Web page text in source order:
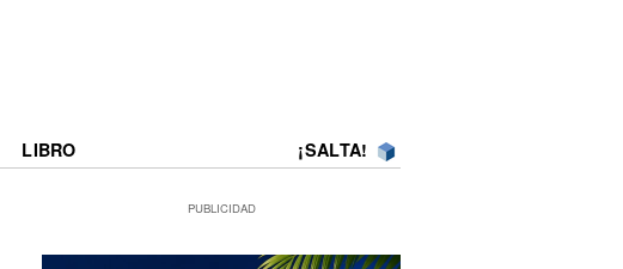
LIBRO ¡SALTA!
PUBLICIDAD